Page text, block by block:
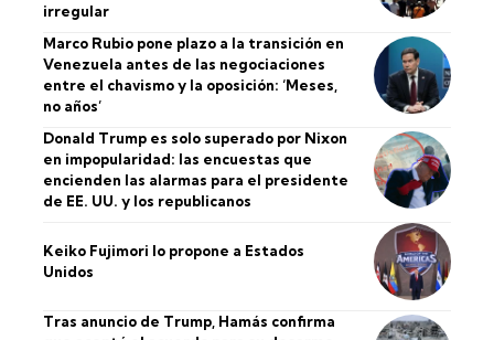
irregular
Marco Rubio pone plazo a la transición en
Venezuela antes de las negociaciones
entre el chavismo y la oposición: ‘Meses,
no años’
Donald Trump es solo superado por Nixon
en impopularidad: las encuestas que
encienden las alarmas para el presidente
de EE. UU. y los republicanos
Keiko Fujimori lo propone a Estados
Unidos
Tras anuncio de Trump, Hamás confirma